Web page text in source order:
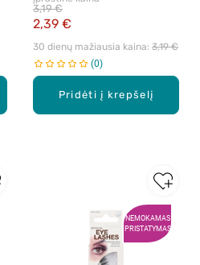
Pridėti į krepšelį
2,39 €
3,19 €
30 dienų mažiausia kaina: 3,19 €
0
NEMOKAMAS
PRISTATYMAS